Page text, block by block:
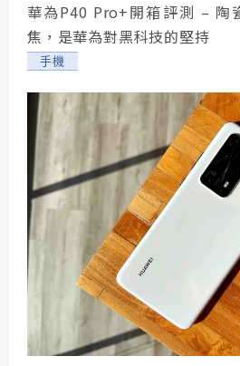
華為P40 Pro+開箱評測 – 陶
焦，是華為對黑科技的堅持
手機